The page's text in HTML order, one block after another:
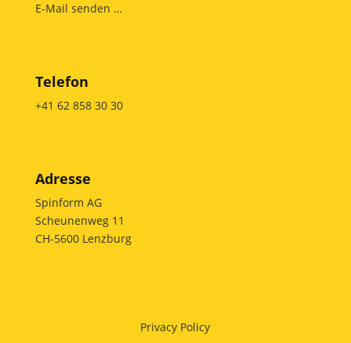
E-Mail senden …
Telefon
+41 62 858 30 30
Adresse
Spinform AG
Scheunenweg 11
CH-5600 Lenzburg
Privacy Policy